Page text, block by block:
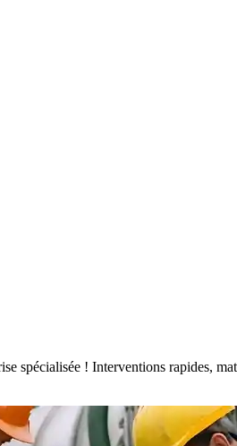
spécialisée ! Interventions rapides,